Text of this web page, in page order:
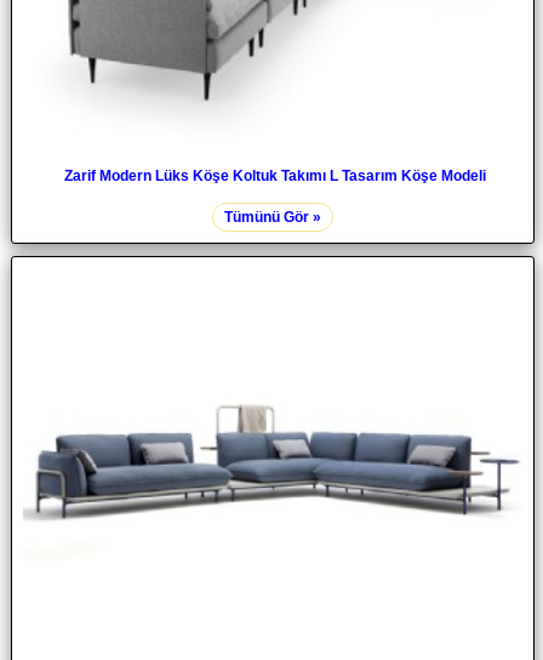
Zarif Modern Lüks Köşe Koltuk Takımı L Tasarım Köşe Modeli
Tümünü Gör »